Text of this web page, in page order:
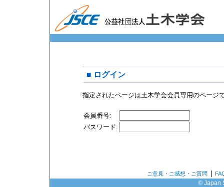
■ ログイン
指定されたページは土木学会会員専用のページ
会員番号:
パスワード:
ご意見・ご感想・ご質問
© Japan